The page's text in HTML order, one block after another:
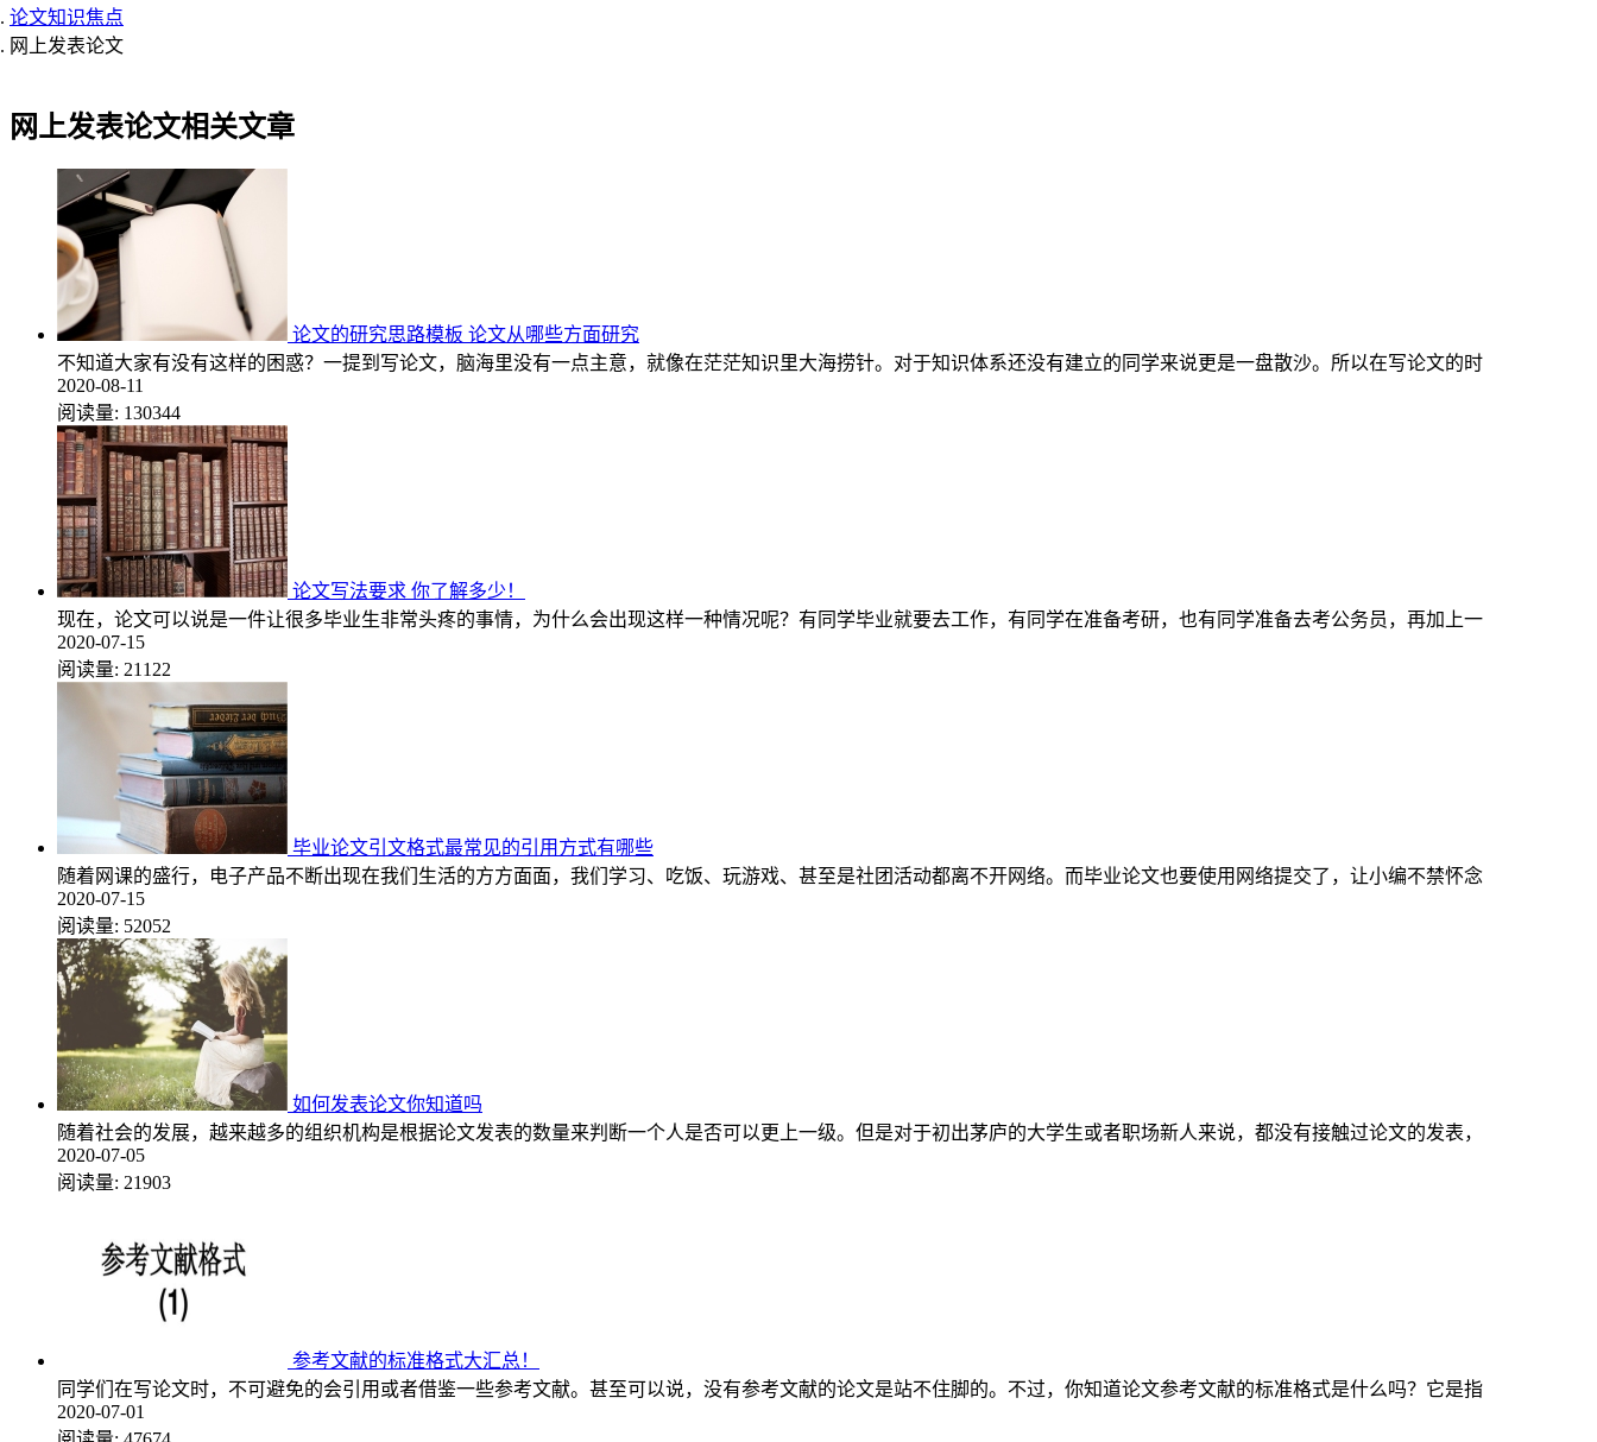
论文知识焦点
网上发表论文
网上发表论文相关文章
论文的研究思路模板 论文从哪些方面研究
不知道大家有没有这样的困惑？一提到写论文，脑海里没有一点主意，就像在茫茫知识里大海捞针。对于知识体系还没有建立的同学来说更是一盘散沙。所以在写论文的时
2020-08-11
阅读量: 130344
论文写法要求 你了解多少！
现在，论文可以说是一件让很多毕业生非常头疼的事情，为什么会出现这样一种情况呢？有同学毕业就要去工作，有同学在准备考研，也有同学准备去考公务员，再加上一
2020-07-15
阅读量: 21122
毕业论文引文格式最常见的引用方式有哪些
随着网课的盛行，电子产品不断出现在我们生活的方方面面，我们学习、吃饭、玩游戏、甚至是社团活动都离不开网络。而毕业论文也要使用网络提交了，让小编不禁怀念
2020-07-15
阅读量: 52052
如何发表论文你知道吗
随着社会的发展，越来越多的组织机构是根据论文发表的数量来判断一个人是否可以更上一级。但是对于初出茅庐的大学生或者职场新人来说，都没有接触过论文的发表，
2020-07-05
阅读量: 21903
参考文献的标准格式大汇总！
同学们在写论文时，不可避免的会引用或者借鉴一些参考文献。甚至可以说，没有参考文献的论文是站不住脚的。不过，你知道论文参考文献的标准格式是什么吗？它是指
2020-07-01